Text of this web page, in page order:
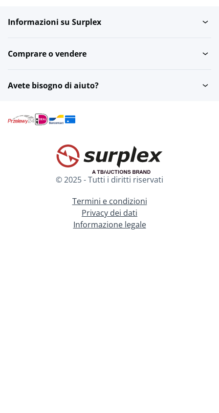
Informazioni su Surplex
Comprare o vendere
Avete bisogno di aiuto?
© 2025 - Tutti i diritti riservati
Termini e condizioni
Privacy dei dati
Informazione legale